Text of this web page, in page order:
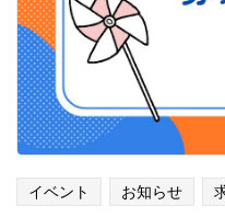
イベント お知らせ